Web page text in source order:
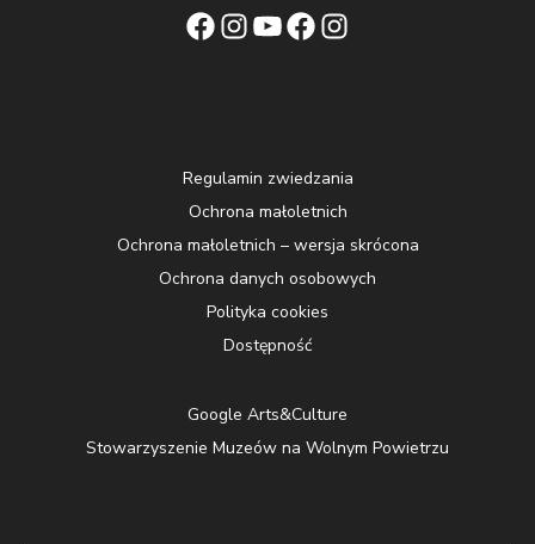
Facebook
Instagram
YouTube
Facebook
Instagram
Regulamin zwiedzania
Ochrona małoletnich
Ochrona małoletnich – wersja skrócona
Ochrona danych osobowych
Polityka cookies
Dostępność
Google Arts&Culture
Stowarzyszenie Muzeów na Wolnym Powietrzu